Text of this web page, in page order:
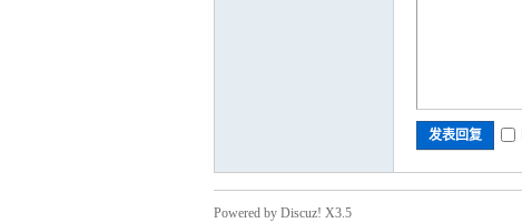
发表回复
Powered by Discuz! X3.5